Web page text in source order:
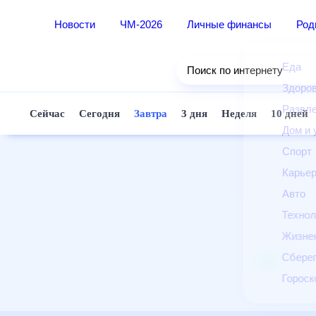
Новости ЧМ-2026 Личные финансы
Еда
Дом
Спорт
Авто
Поиск по интернету
Сейчас Сегодня Завтра 3 дня Неделя 10